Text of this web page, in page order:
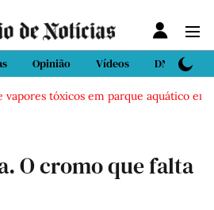
Opinião Vídeos DN Sport
tóxicos em parque aquático em
O cromo que falta